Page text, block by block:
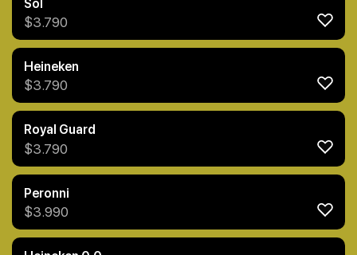
Sol
$3.790
Heineken
$3.790
Royal Guard
$3.790
Peronni
$3.990